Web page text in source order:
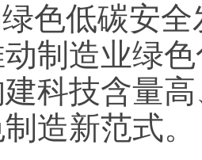
色低碳安
制造业绿
科技含量
造新范式。